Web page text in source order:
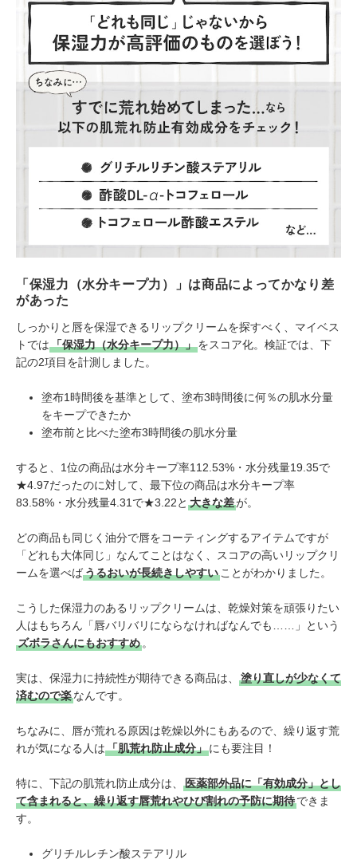
「保湿力（水分キープ力）」は商品によってかなり差
があった
しっかりと唇を保湿できるリップクリームを探すべく、マイベス
トでは「保湿力（水分キープ力）」をスコア化。検証では、下
記の2項目を計測しました。
塗布1時間後を基準として、塗布3時間後に何％の肌水分量
をキープできたか
塗布前と比べた塗布3時間後の肌水分量
すると、1位の商品は水分キープ率112.53%・水分残量19.35で
★4.97だったのに対して、最下位の商品は水分キープ率
83.58%・水分残量4.31で★3.22と 大きな差が。
どの商品も同じく油分で唇をコーティングするアイテムですが
「どれも大体同じ」なんてことはなく、スコアの高いリップクリ
ームを選べばうるおいが長続きしやすい ことがわかりました。
こうした保湿力のあるリップクリームは、乾燥対策を頑張りたい
人はもちろん「唇バリバリにならなければなんでも……」という
ズボラさんにもおすすめ 。
実は、保湿力に持続性が期待できる商品は、
塗り直しが少なくて
済むので楽なんです。
ちなみに、唇が荒れる原因は乾燥以外にもあるので、繰り返す荒
れが気になる人は「肌荒れ防止成分」にも要注目！
特に、下記の肌荒れ防止成分は、
医薬部外品に「有効成分」とし
て含まれると、繰り返す唇荒れやひび割れの予防に期待できま
す。
グリチルレチン酸ステアリル